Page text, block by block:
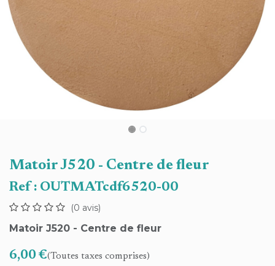
Matoir J520 - Centre de fleur
Ref : OUTMATcdf6520-00
(0 avis)
Matoir J520 - Centre de fleur
6,00 €(Toutes taxes comprises)